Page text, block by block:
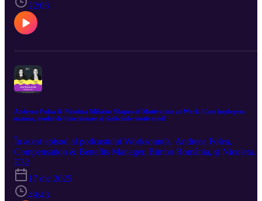
22:03
Andreea Folea & Nicoleta Mihaiu: Shapes of Motivation at Work. Cum înțelegem
natura, modul de funcționare și rădăcinile motivației?
În acest episod al podcastului Worksounds, Andreea Folea,
Compensation & Benefits Manager, Bimbo România, și Nicoleta
Mihaiu, CEO, Smartree, discută despre formele motivației la locul
de muncă și cum înțelegem natura, modul de funcționare și
rădăcinile motivației. 🎧 Episod susținut de Smartree
E32
17 dic 2025
49:43